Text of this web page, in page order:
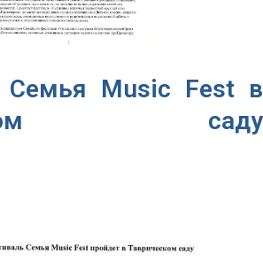
Семья Music Fest в
саду